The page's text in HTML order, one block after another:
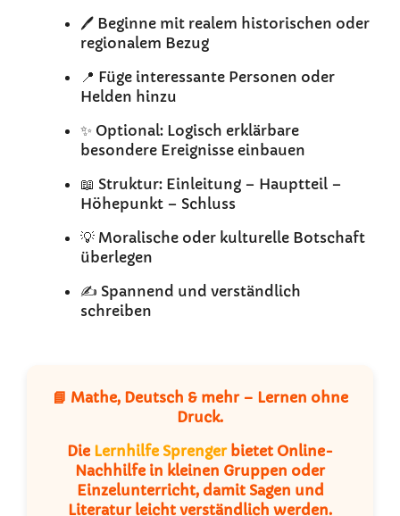
🖊️ Beginne mit realem historischen oder
regionalem Bezug
📍 Füge interessante Personen oder
Helden hinzu
✨ Optional: Logisch erklärbare
besondere Ereignisse einbauen
📖 Struktur: Einleitung – Hauptteil –
Höhepunkt – Schluss
💡 Moralische oder kulturelle Botschaft
überlegen
✍️ Spannend und verständlich
schreiben
📘 Mathe, Deutsch & mehr – Lernen ohne
Druck.
Die Lernhilfe Sprengerbietet Online-
Nachhilfe in kleinen Gruppen oder
Einzelunterricht, damit Sagen und
Literatur leicht verständlich werden.